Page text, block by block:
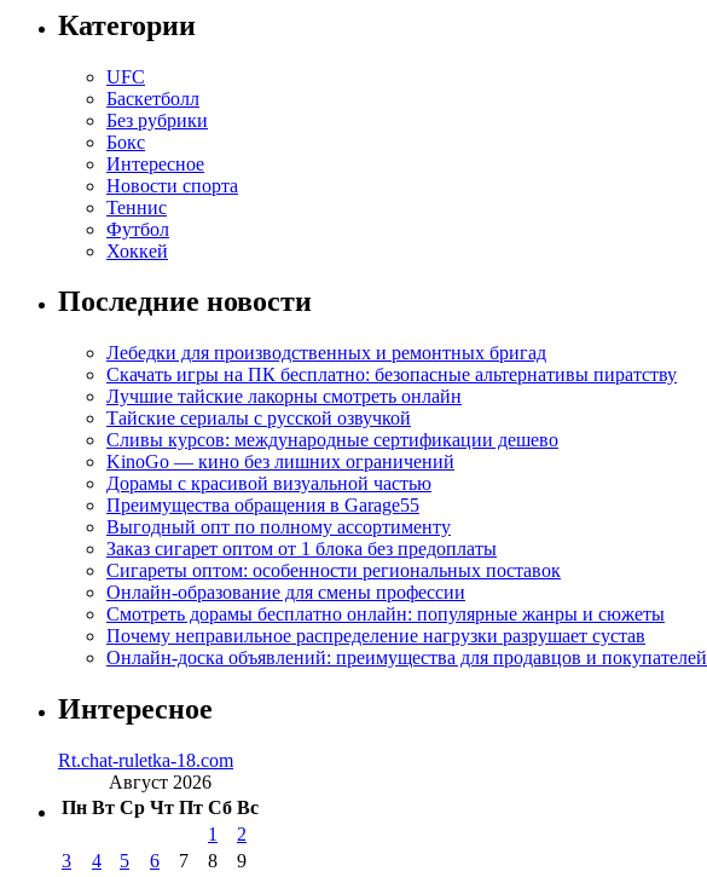
Категории
UFC
Баскетболл
Без рубрики
Бокс
Интересное
Новости спорта
Теннис
Футбол
Хоккей
Последние новости
Лебедки для производственных и ремонтных бригад
Скачать игры на ПК бесплатно: безопасные альтернативы пиратству
Лучшие тайские лакорны смотреть онлайн
Тайские сериалы с русской озвучкой
Сливы курсов: международные сертификации дешево
KinoGo — кино без лишних ограничений
Дорамы с красивой визуальной частью
Преимущества обращения в Garage55
Выгодный опт по полному ассортименту
Заказ сигарет оптом от 1 блока без предоплаты
Сигареты оптом: особенности региональных поставок
Онлайн-образование для смены профессии
Смотреть дорамы бесплатно онлайн: популярные жанры и сюжеты
Почему неправильное распределение нагрузки разрушает сустав
Онлайн-доска объявлений: преимущества для продавцов и покупателей
Интересное
Rt.chat-ruletka-18.com
Август 2026
Пн Вт Ср Чт Пт Сб Вс
1
2
3
4 5 6 7 8 9